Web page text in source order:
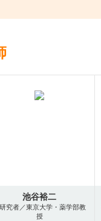
池谷裕二
究者／東京大学・薬学部教
授